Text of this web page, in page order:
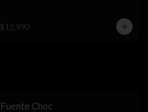
$12.990
Fuente Choc